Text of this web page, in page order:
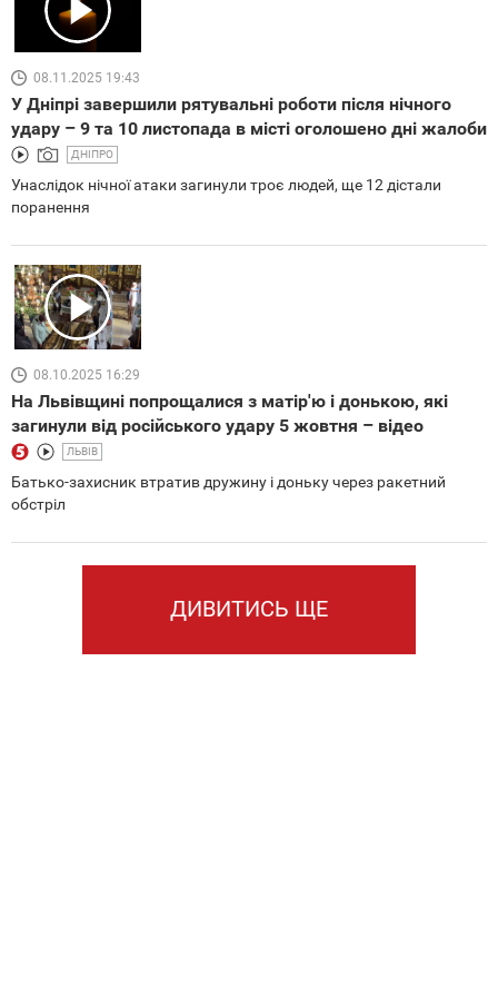
08.11.2025 19:43
У Дніпрі завершили рятувальні роботи після нічного
удару – 9 та 10 листопада в місті оголошено дні жалоби
ДНІПРО
Унаслідок нічної атаки загинули троє людей, ще 12 дістали
поранення
08.10.2025 16:29
На Львівщині попрощалися з матір'ю і донькою, які
загинули від російського удару 5 жовтня – відео
ЛЬВІВ
Батько-захисник втратив дружину і доньку через ракетний
обстріл
ДИВИТИСЬ ЩЕ